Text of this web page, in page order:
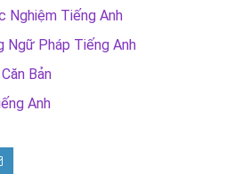
Nghiệm Tiếng Anh
Ngữ Pháp Tiếng Anh
Bản
Anh